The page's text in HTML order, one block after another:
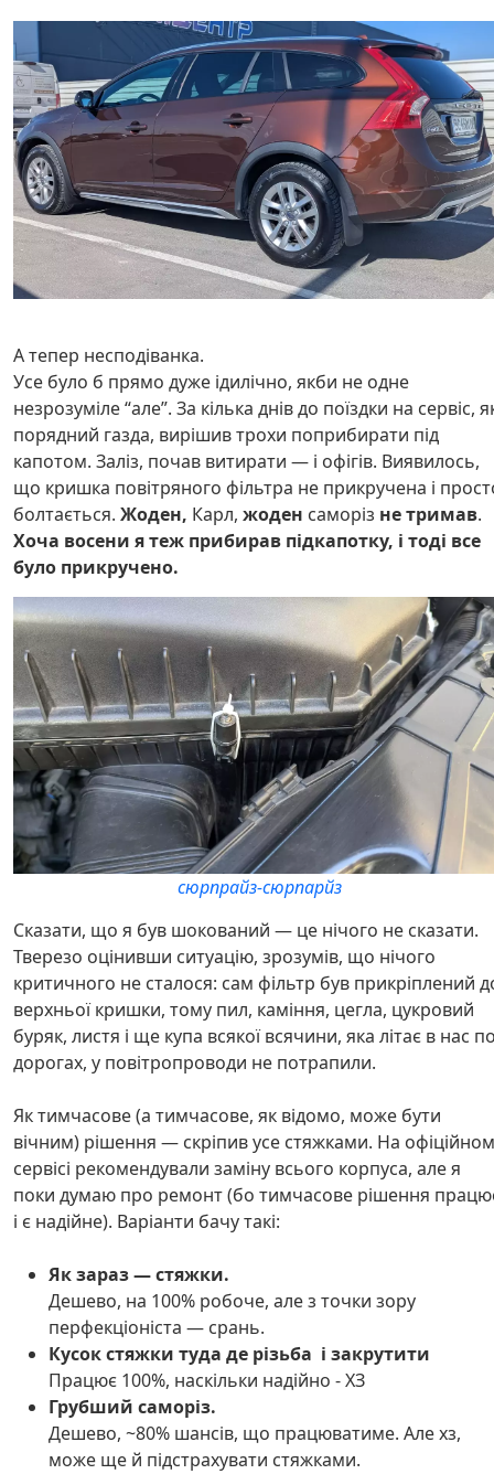
А тепер несподіванка.
Усе було б прямо дуже ідилічно, якби не одне
незрозуміле “але”. За кілька днів до поїздки на сервіс,
порядний газда, вирішив трохи поприбирати під
капотом. Заліз, почав витирати — і офігів. Виявилось,
що кришка повітряного фільтра не прикручена і
болтається. Жоден, Карл, жоден саморіз не тримав.
Хоча восени я теж прибирав підкапотку, і тоді все
було прикручено.
сюрпрайз-сюрпарйз
Сказати, що я був шокований — це нічого не сказати.
Тверезо оцінивши ситуацію, зрозумів, що нічого
критичного не сталося: сам фільтр був прикріплений
верхньої кришки, тому пил, каміння, цегла, цукровий
буряк, листя і ще купа всякої всячини, яка літає в нас
дорогах, у повітропроводи не потрапили.
Як тимчасове (а тимчасове, як відомо, може бути
вічним) рішення — скріпив усе стяжками. На
сервісі рекомендували заміну всього корпуса, але я
поки думаю про ремонт (бо тимчасове рішення
і є надійне). Варіанти бачу такі:
Як зараз — стяжки.
Дешево, на 100% робоче, але з точки зору
перфекціоніста — срань.
Кусок стяжки туда де різьба і закрутити
Працює 100%, наскільки надійно - ХЗ
Грубший саморіз.
Дешево, ~80% шансів, що працюватиме. Але хз,
може ще й підстрахувати стяжками.